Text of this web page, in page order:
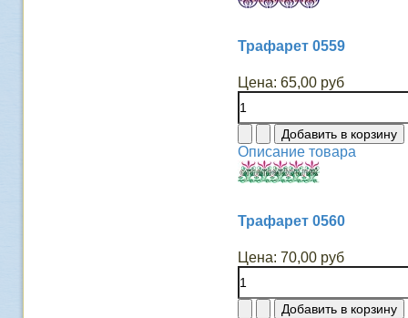
Трафарет 0559
Цена: 65,00 руб
Описание товара
Трафарет 0560
Цена: 70,00 руб